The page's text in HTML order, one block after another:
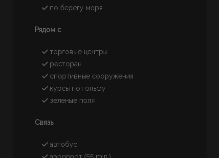
по берегу моря
Рядом с
торговые центры
ресторан
спортивные сооружения
курсы по гольфу
зеленые поля
Связь
автобус
аэропорт (55 min.)